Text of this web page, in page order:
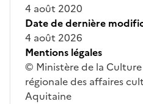
4 août 2020
Date de dernière
4 août 2026
Mentions légales
© Ministère de la
régionale des affaires
Aquitaine